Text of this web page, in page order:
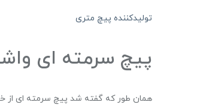
تولیدکننده پیچ متری
پیچ سرمته ای
همان طور که گفته شد پیچ سرمته ای از